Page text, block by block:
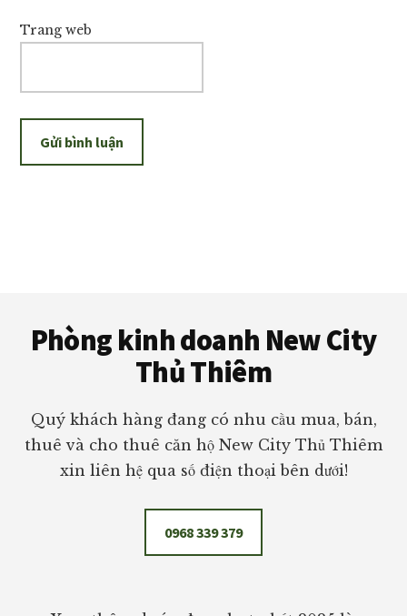
Trang web
Phòng kinh doanh New City
Thủ Thiêm
Quý khách hàng đang có nhu cầu mua, bán,
thuê và cho thuê căn hộ New City Thủ Thiêm
xin liên hệ qua số điện thoại bên dưới!
0968 339 379